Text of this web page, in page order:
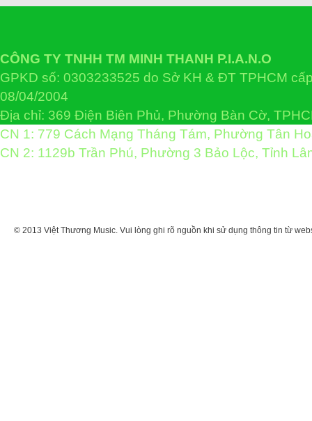
CÔNG TY TNHH TM MINH THANH P.I.A.N.O
GPKD số: 0303233525 do Sở KH & ĐT TPHCM
08/04/2004
Địa chỉ: 369 Điện Biên Phủ, Phường Bàn Cờ,
CN 1: 779 Cách Mạng Tháng Tám, Phường Tân
CN 2: 1129b Trần Phú, Phường 3 Bảo Lộc, Tỉnh
© 2013 Việt Thương Music. Vui lòng ghi rõ nguồn khi sử dụng thông tin từ